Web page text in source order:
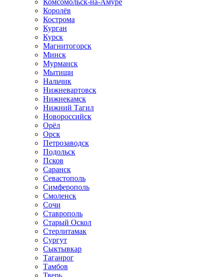
Комсомольск-на-Амуре
Королёв
Кострома
Курган
Курск
Магнитогорск
Минск
Мурманск
Мытищи
Нальчик
Нижневартовск
Нижнекамск
Нижний Тагил
Новороссийск
Орёл
Орск
Петрозаводск
Подольск
Псков
Саранск
Севастополь
Симферополь
Смоленск
Сочи
Ставрополь
Старый Оскол
Стерлитамак
Сургут
Сыктывкар
Таганрог
Тамбов
Тверь